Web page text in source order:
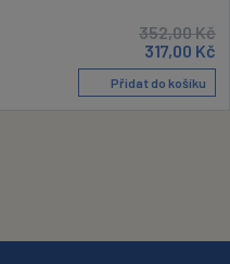
352,00Kč
317,00 Kč
Přidat do košíku